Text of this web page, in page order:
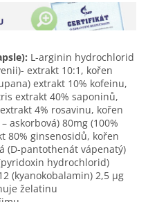
L-arginin hydrochlorid
extrakt 10:1, kořen
extrakt 10% kofeinu,
extrakt 40% saponinů,
4% rosavinu, kořen
askorbová) 80mg (100%
80% ginsenosidů, kořen
(D-pantothenát vápenatý)
hydrochlorid)
(kyanokobalamin) 2,5 µg
želatinu